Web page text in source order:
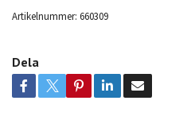
Artikelnummer: 660309
Dela